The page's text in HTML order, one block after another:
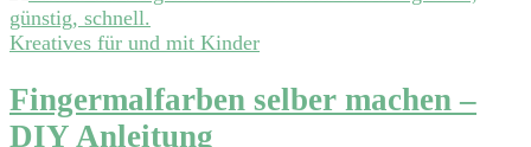
Kreatives für und mit Kinder
Fingermalfarben selber machen –
DIY Anleitung